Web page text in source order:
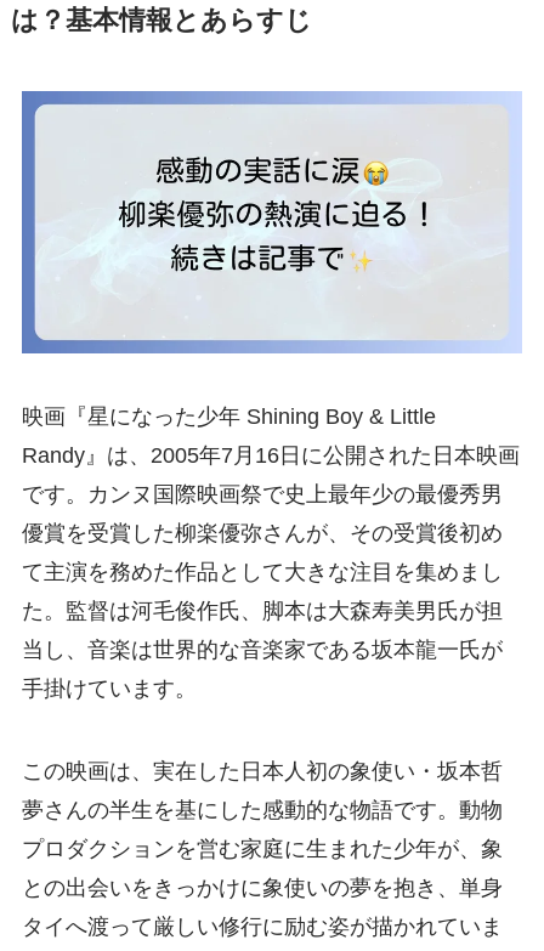
は？基本情報とあらすじ
映画『星になった少年 Shining Boy & Little
Randy』は、2005年7月16日に公開された日本映画
です。カンヌ国際映画祭で史上最年少の最優秀男
優賞を受賞した柳楽優弥さんが、その受賞後初め
て主演を務めた作品として大きな注目を集めまし
た。監督は河毛俊作氏、脚本は大森寿美男氏が担
当し、音楽は世界的な音楽家である坂本龍一氏が
手掛けています。
この映画は、実在した日本人初の象使い・坂本哲
夢さんの半生を基にした感動的な物語です。動物
プロダクションを営む家庭に生まれた少年が、象
との出会いをきっかけに象使いの夢を抱き、単身
タイへ渡って厳しい修行に励む姿が描かれていま